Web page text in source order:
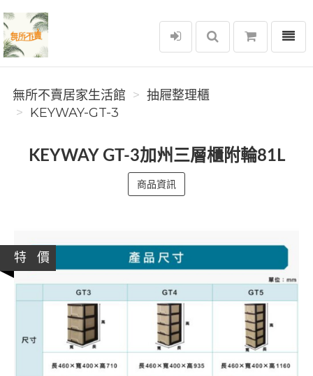
無所不賣居家生活館
選單
無所不賣居家生活館
抽屜整理櫃
KEYWAY-GT-3
KEYWAY GT-3加州三層櫃附輪81L
商品資訊
特 價